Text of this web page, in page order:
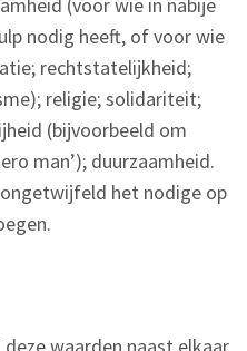
nodig heeft, of voor wie
rechtstatelijkheid;
religie; solidariteit;
(bijvoorbeeld om
man’); duurzaamheid.
ongetwijfeld het nodige op
waarden naast elkaar